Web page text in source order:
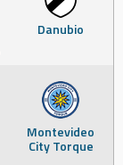
Danubio
Montevideo
City Torque